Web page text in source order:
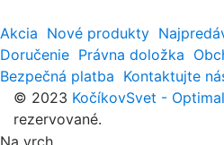
Akcia Nové produkty
Doručenie Právna doložka
Bezpečná platba Kontaktujte
© 2023 KočíkovSvet -
rezervované.
Na vrch